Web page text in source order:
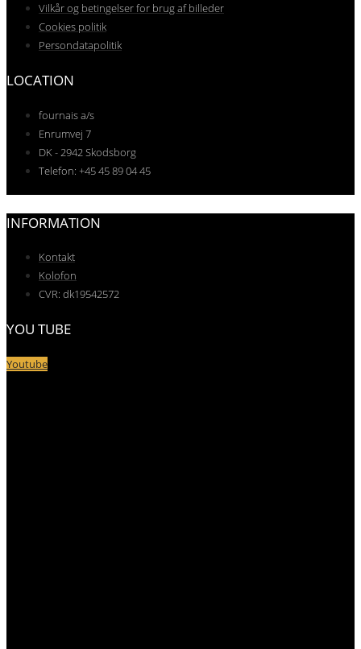
Vilkår og betingelser for brug af billeder
Cookies politik
Persondatapolitik
LOCATION
fournais a/s
Enrumvej 7
DK - 2942 Skodsborg
Telefon: +45 45 89 04 45
INFORMATION
Kontakt
Kolofon
CVR: dk19542572
YOU TUBE
Youtube